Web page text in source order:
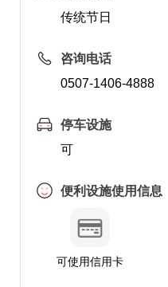
传统节日
咨询电话
0507-1406-4888
停车设施
可
便利设施使用信息
可使用信用卡